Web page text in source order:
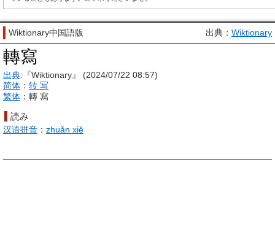
Wiktionary中国語版 出典： Wiktionary
轉寫
出典:『Wiktionary』 (2024/07/22 08:57)
简体 ： 转 写
繁体 ： 轉 寫
読み
汉语拼音 ： zhuǎn xiě